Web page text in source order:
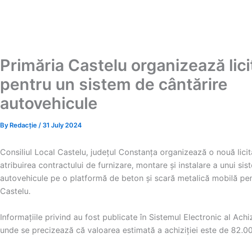
Primăria Castelu organizează
pentru un sistem de cântărire
autovehicule
By Redacție/ 31 July 2024
Consiliul Local Castelu, județul Constanța organizează o nouă
atribuirea contractului de furnizare, montare și instalare a unui
autovehicule pe o platformă de beton și scară metalică mobilă
Castelu.
Informațiile privind au fost publicate în Sistemul Electronic al
unde se precizează că valoarea estimată a achiziției este de